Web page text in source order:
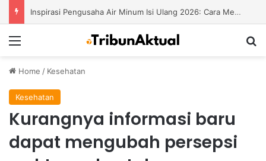
Inspirasi Pengusaha Air Minum Isi Ulang 2026: Cara Menciptakan Bisnis yang Terus Berkembang
Home / Kesehatan
Kesehatan
Kurangnya informasi baru
dapat mengubah persepsi